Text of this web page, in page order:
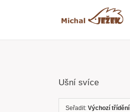
Ušní svíce
Seřadit: Výchozí třídění